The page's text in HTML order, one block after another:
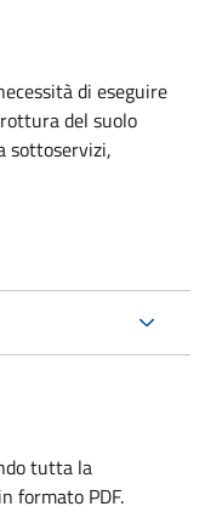
di eseguire
del suolo
sottoservizi,
tutta la
formato PDF.